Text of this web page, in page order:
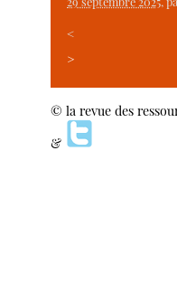
<
>
© la revue des
&